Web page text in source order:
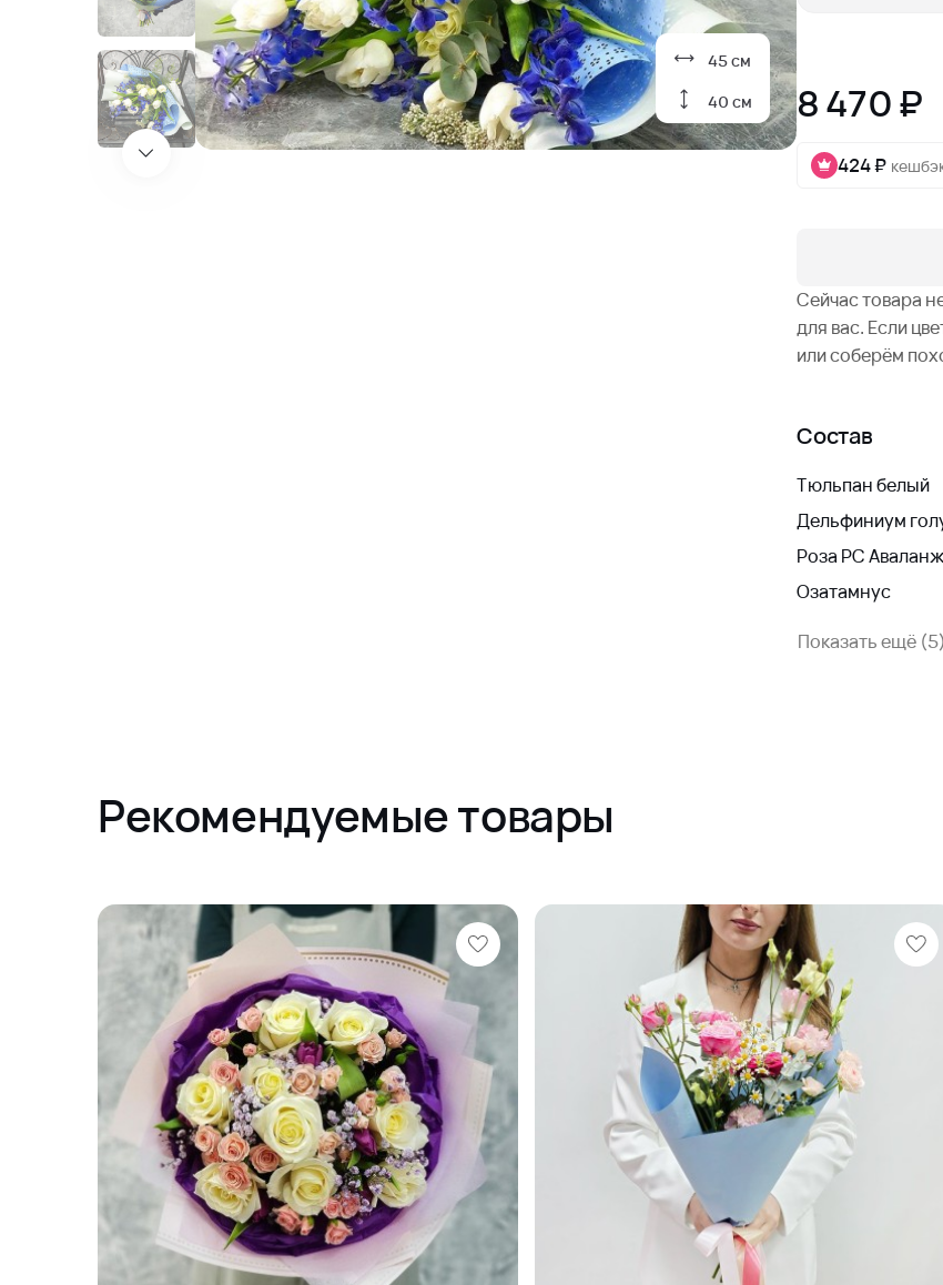
45 см
40 см
8 470 ₽
424 ₽
Сейчас товара
для вас. Если
или соберём
Состав
Тюльпан белый
Дельфиниум
Роза РС Аваланж
Озатамнус
Показать ещё (5)
Рекомендуемые товары